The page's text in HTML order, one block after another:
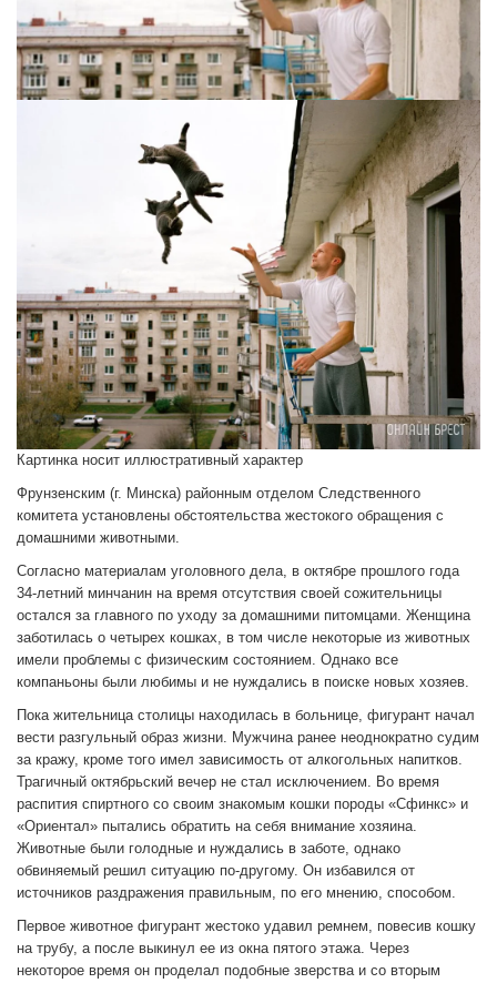
Картинка носит иллюстративный характер
Фрунзенским (г. Минска) районным отделом Следственного
комитета установлены обстоятельства жестокого обращения с
домашними животными.
Согласно материалам уголовного дела, в октябре прошлого года
34-летний минчанин на время отсутствия своей сожительницы
остался за главного по уходу за домашними питомцами. Женщина
заботилась о четырех кошках, в том числе некоторые из животных
имели проблемы с физическим состоянием. Однако все
компаньоны были любимы и не нуждались в поиске новых хозяев.
Пока жительница столицы находилась в больнице, фигурант начал
вести разгульный образ жизни. Мужчина ранее неоднократно судим
за кражу, кроме того имел зависимость от алкогольных напитков.
Трагичный октябрьский вечер не стал исключением. Во время
распития спиртного со своим знакомым кошки породы «Сфинкс» и
«Ориентал» пытались обратить на себя внимание хозяина.
Животные были голодные и нуждались в заботе, однако
обвиняемый решил ситуацию по-другому. Он избавился от
источников раздражения правильным, по его мнению, способом.
Первое животное фигурант жестоко удавил ремнем, повесив кошку
на трубу, а после выкинул ее из окна пятого этажа. Через
некоторое время он проделал подобные зверства и со вторым